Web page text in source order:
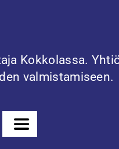
Kokkolassa.
valmistamiseen.
Toggle